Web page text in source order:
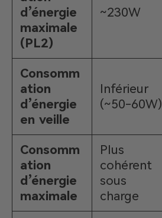
d’énergie
maximale
(PL2)
~230W
Consomm
ation
d’énergie
en veille
Inférieur
(~50-60W)
Consomm
ation
d’énergie
maximale
Plus
cohérent
sous
charge